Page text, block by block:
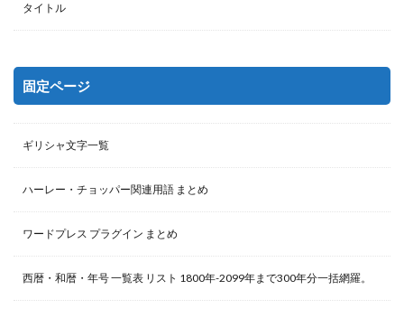
タイトル
固定ページ
ギリシャ文字一覧
ハーレー・チョッパー関連用語 まとめ
ワードプレス プラグイン まとめ
西暦・和暦・年号 一覧表 リスト 1800年-2099年まで300年分一括網羅。